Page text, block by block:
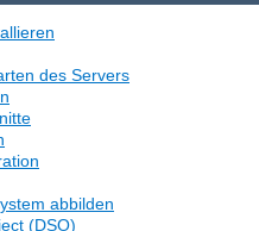
des Servers
abbilden
(DSO)